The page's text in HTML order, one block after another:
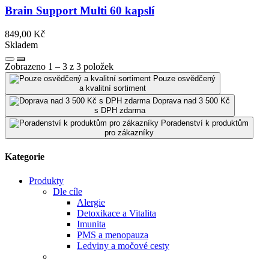
Brain Support Multi 60 kapslí
849,00 Kč
Skladem
Zobrazeno 1 – 3 z 3 položek
Pouze osvědčený
a kvalitní sortiment
Doprava nad 3 500 Kč
s DPH zdarma
Poradenství k produktům
pro zákazníky
Kategorie
Produkty
Dle cíle
Alergie
Detoxikace a Vitalita
Imunita
PMS a menopauza
Ledviny a močové cesty